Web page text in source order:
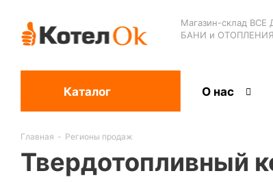
Магазин-склад ВСЕ
БАНИ и ОТОПЛЕНИЯ
Каталог О нас
Главная - Регионы продаж
Твердотопливный